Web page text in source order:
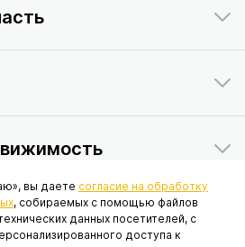
исключительно информационный
не является публичной офертой,
вы даете согласие на обработку
, собираемых с помощью файлов
данных посетителей, с
доступа к